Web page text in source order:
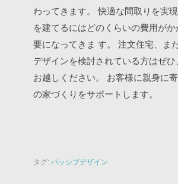
わってきます。
快適な間取りを実
を建てるにはどのくらいの費用が
要になってきま す。
注文住宅、ま
デザインを検討されている方はぜ
お越しください。
お客様に親身に
の家づくりをサポートします。
タグ: パッシブデザイン